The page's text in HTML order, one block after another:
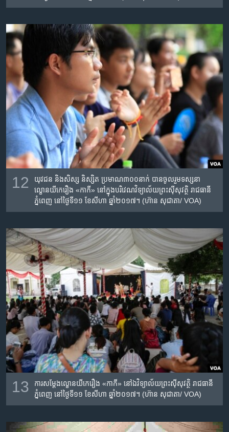
12
យុវជន​ និង​សិស្ស​ និស្សិត​ ​ប្រមាណ​៣០០នាក់ ​បាន​ចូល​រួម​ទស្សនា ​
ល្ខោន​យីកេ​រឿង​ «កាកី»​ នៅក្នុង​បរិវេណ​វិទ្យាល័យ​ព្រះស៊ីសុវត្ថិ​ រាជធានី​
ភ្នំពេញ​ នៅថ្ងៃ​ទី១១​ ខែ​សីហា​ ឆ្នាំ​២០១៧។ (ហ៊ាន សុជាតា/ VOA)
13
ការ​សម្តែង​​ល្ខោន​យីកេ​រឿង​ «កាកី»​ នៅ​ឯ​វិទ្យាល័យ​ព្រះស៊ីសុវត្ថិ​ រាជធានី​
ភ្នំពេញ​ នៅថ្ងៃ​ទី១១​ ខែ​សីហា​ ឆ្នាំ​២០១៧។ (ហ៊ាន សុជាតា/ VOA)